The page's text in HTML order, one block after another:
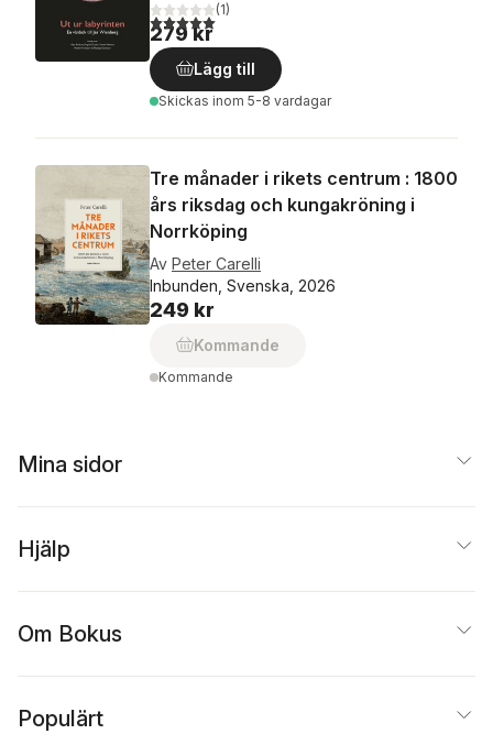
5,0utav 5 stjärnor. Totalt antal röster:
(1)
279 kr
Lägg till
Skickas inom 5-8 vardagar
Tre månader i rikets centrum : 1800
års riksdag och kungakröning i
Norrköping
Av Peter Carelli
Inbunden, Svenska, 2026
249 kr
Kommande
Kommande
Mina sidor
Hjälp
Om Bokus
Populärt